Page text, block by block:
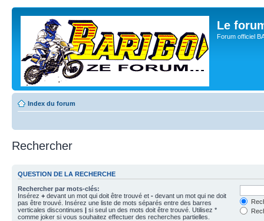
Le
Forum officiel
Index du forum
Rechercher
QUESTION DE LA RECHERCHE
Rechercher par mots-clés:
Insérez + devant un mot qui doit être trouvé et - devant un mot qui ne doit
pas être trouvé. Insérez une liste de mots séparés entre des barres
verticales discontinues | si seul un des mots doit être trouvé. Utilisez *
comme joker si vous souhaitez effectuer des recherches partielles.